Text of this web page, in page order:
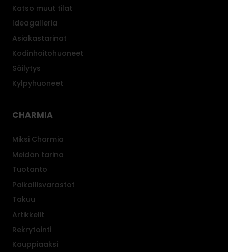
Katso muut tilat
Ideagalleria
Asiakastarinat
Kodinhoitohuoneet
Säilytys
Kylpyhuoneet
CHARMIA
Miksi Charmia
Meidän tarina
Tuotanto
Paikallisvarastot
Takuu
Artikkelit
Rekrytointi
Kauppiaaksi